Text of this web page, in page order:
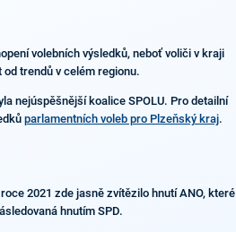
volebních výsledků, neboť voliči v kraji
trendů v celém regionu.
nejúspěšnější koalice SPOLU. Pro detailní
parlamentních voleb pro Plzeňský kraj.
2021 zde jasně zvítězilo hnutí ANO, které
hnutím SPD.